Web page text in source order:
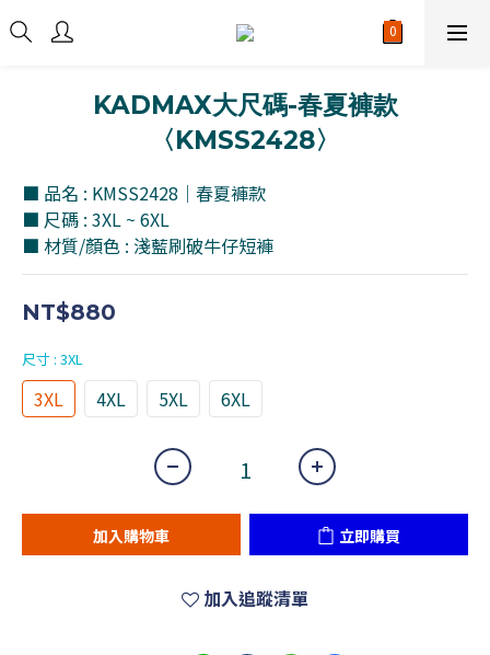
KADMAX大尺碼-春夏褲款
〈KMSS2428〉
■ 品名 : KMSS2428｜春夏褲款
■ 尺碼 : 3XL ~ 6XL
■ 材質/顏色 : 淺藍刷破牛仔短褲
NT$880
尺寸 : 3XL
3XL 4XL 5XL 6XL
加入購物車 立即購買
加入追蹤清單